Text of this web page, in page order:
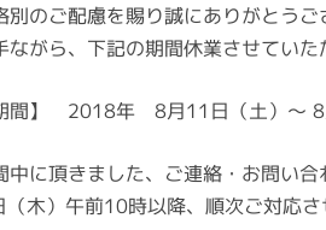
別のご配慮を賜り誠にありがとうご
ながら、下記の期間休業させていた
間】 2018年 8月11日（土）～
中に頂きました、ご連絡・お問い
木）午前10時以降、順次ご対応